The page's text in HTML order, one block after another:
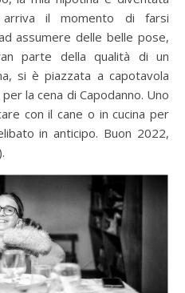
arriva il momento di farsi
assumere delle belle pose,
parte della qualità di un
si è piazzata a capotavola
la cena di Capodanno. Uno
con il cane o in cucina per
in anticipo. Buon 2022,